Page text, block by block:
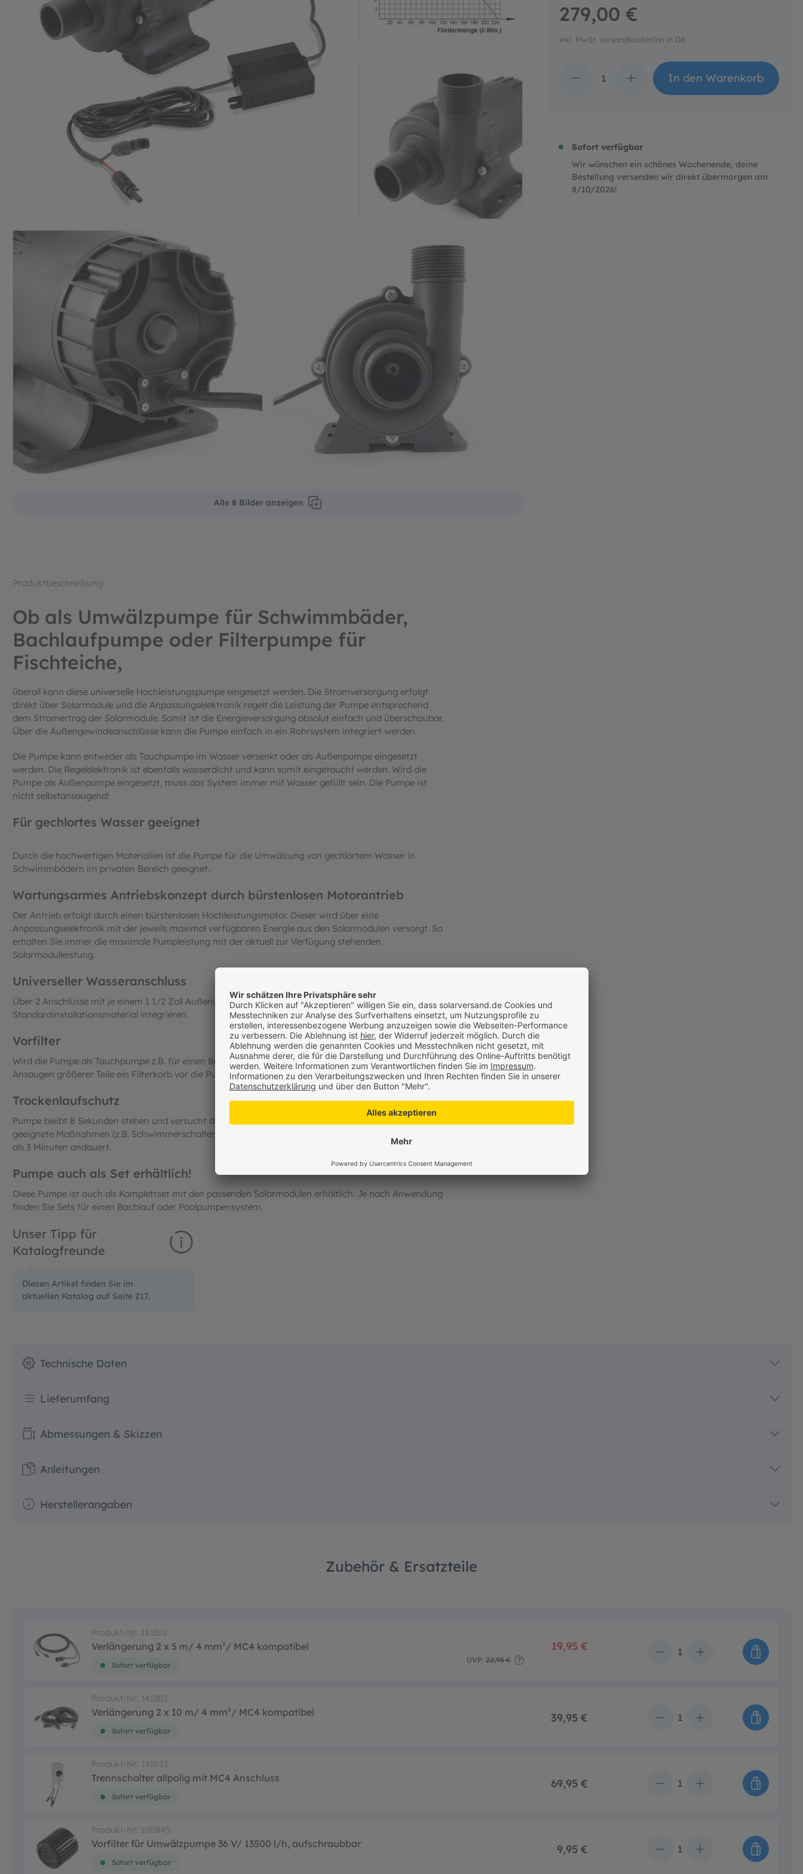
Alle 8 Bilder anzeigen
279,00 €
inkl. MwSt. versandkostenfrei in DE
Produkt Anzahl: Gib
In den Warenkorb
Sofort verfügbar
Wir wünschen ein schönes Wochenende, deine
Bestellung versenden wir direkt übermorgen am
8/10/2026!
Produktbeschreibung
Ob als Umwälzpumpe für Schwimmbäder,
Bachlaufpumpe oder Filterpumpe für
Fischteiche,
überall kann diese universelle Hochleistungspumpe eingesetzt werden. Die Stromversorgung erfolgt
direkt über Solarmodule und die Anpassungselektronik regelt die Leistung der Pumpe entsprechend
dem Stromertrag der Solarmodule. Somit ist die Energieversorgung absolut einfach und überschaubar.
Über die Außengewindeanschlüsse kann die Pumpe einfach in ein Rohrsystem integriert werden.
Die Pumpe kann entweder als Tauchpumpe im Wasser versenkt oder als Außenpumpe eingesetzt
werden. Die Regelelektronik ist ebenfalls wasserdicht und kann somit eingetaucht werden. Wird die
Pumpe als Außenpumpe eingesetzt, muss das System immer mit Wasser gefüllt sein. Die Pumpe ist
nicht selbstansaugend!
Für gechlortes Wasser geeignet
Durch die hochwertigen Materialien ist die Pumpe für die Umwälzung von gechlortem Wasser in
Schwimmbädern im privaten Bereich geeignet.
Wartungsarmes Antriebskonzept durch bürstenlosen Motorantrieb
Der Antrieb erfolgt durch einen bürstenlosen Hochleistungsmotor. Dieser wird über eine
Anpassungselektronik mit der jeweils maximal verfügbaren Energie aus den Solarmodulen versorgt. So
erhalten Sie immer die maximale Pumpleistung mit der aktuell zur Verfügung stehenden
Solarmodulleistung.
Universeller Wasseranschluss
Über 2 Anschlüsse mit je einem 1 1/2 Zoll Außengewinde lässt sich die Pumpe ideal in Systeme mit
Standardinstallationsmaterial integrieren.
Vorfilter
Wird die Pumpe als Tauchpumpe z.B. für einen Bachlauf eingesetzt, so kann zum Schutz vor dem
Ansaugen größerer Teile ein Filterkorb vor die Pumpe gesteckt werden.
Trockenlaufschutz
Pumpe bleibt 8 Sekunden stehen und versucht dann noch 3 Sekunden Wasser zu fördern; durch
geeignete Maßnahmen (z.B. Schwimmerschalter o.ä.) ist zu verhindern, dass dieser Trockenlauf länger
als 3 Minuten andauert.
Pumpe auch als Set erhältlich!
Diese Pumpe ist auch als Komplettset mit den passenden Solarmodulen erhältlich. Je nach Anwendung
finden Sie Sets für einen Bachlauf oder Poolpumpensystem.
Unser Tipp für
Katalogfreunde
Diesen Artikel finden Sie im
aktuellen Katalog auf Seite 217.
Technische Daten
Lieferumfang
Abmessungen & Skizzen
Anleitungen
Herstellerangaben
Zubehör & Ersatzteile
Produkt-Nr.: 141301
Verlängerung 2 x 5 m/ 4 mm²/ MC4 kompatibel
Sofort verfügbar
19,95 €
UVP:22,95 € ?
Produkt-Nr.: 141302
Verlängerung 2 x 10 m/ 4 mm²/ MC4 kompatibel
Sofort verfügbar
39,95 €
Produkt-Nr.: 141023
Trennschalter allpolig mit MC4 Anschluss
Sofort verfügbar
69,95 €
Produkt-Nr.: 100845
Vorfilter für Umwälzpumpe 36 V/ 13500 l/h, aufschraubbar
Sofort verfügbar
9,95 €